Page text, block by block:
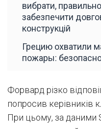
вибрати,
забезпечити
конструкцій
Грецию охватили
пожары:
Форвард різко
попросив керівників
При цьому, за даними